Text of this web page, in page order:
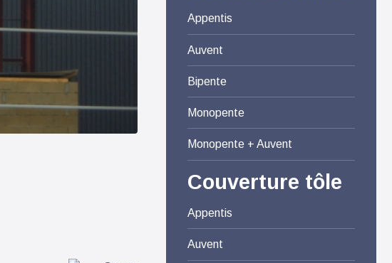
Appentis
Auvent
Bipente
Monopente
Monopente + Auvent
Couverture tôle
Appentis
Auvent